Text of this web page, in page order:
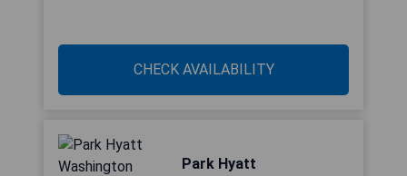
CHECK AVAILABILITY
Park Hyatt